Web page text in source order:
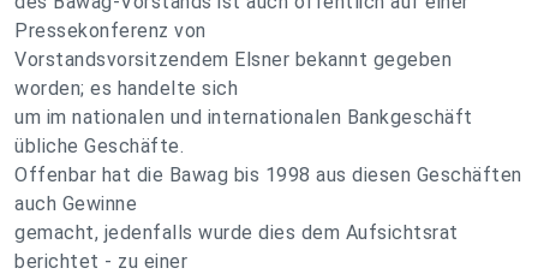
Pressekonferenz von
Vorstandsvorsitzendem Elsner bekannt gegeben
worden; es handelte sich
um im nationalen und internationalen Bankgeschäft
übliche Geschäfte.
Offenbar hat die Bawag bis 1998 aus diesen Geschäften
auch Gewinne
gemacht, jedenfalls wurde dies dem Aufsichtsrat
berichtet - zu einer